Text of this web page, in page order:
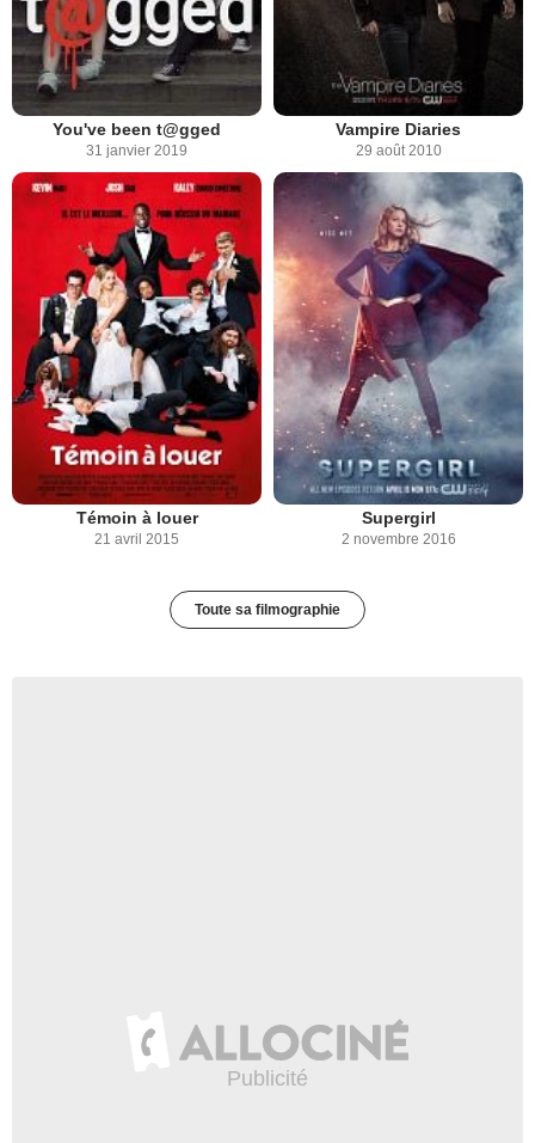
You've been t@gged
31 janvier 2019
Vampire Diaries
29 août 2010
Témoin à louer
21 avril 2015
Supergirl
2 novembre 2016
Toute sa filmographie